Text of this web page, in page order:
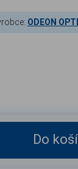
ODEON
Do